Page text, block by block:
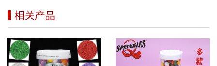
相关产品